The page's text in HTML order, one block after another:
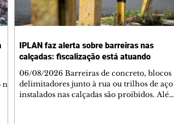
IPLAN faz alerta sobre barreiras nas
calçadas: fiscalização está atuando
06/08/2026 Barreiras de concreto, blocos
delimitadores junto à rua ou trilhos de aço
instalados nas calçadas são proibidos. Além